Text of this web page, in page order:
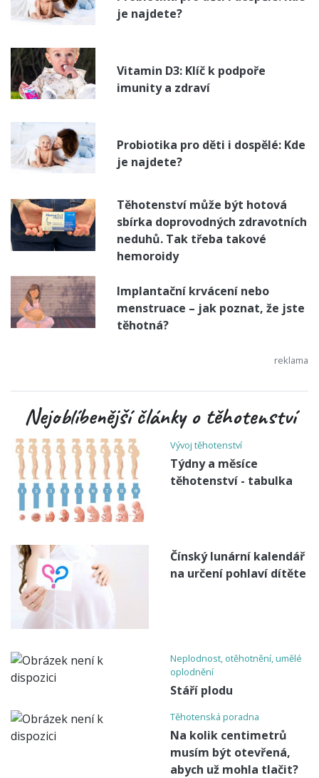
je najdete?
Vitamin D3: Klíč k podpoře
imunity a zdraví
Probiotika pro děti i dospělé: Kde
je najdete?
Těhotenství může být hotová
sbírka doprovodných zdravotních
neduhů. Tak třeba takové
hemoroidy
Implantační krvácení nebo
menstruace – jak poznat, že jste
těhotná?
Nejoblíbenější články o těhotenství
Vývoj těhotenství
Týdny a měsíce
těhotenství - tabulka
Čínský lunární kalendář
na určení pohlaví dítěte
Neplodnost, otěhotnění, umělé
oplodnění
Stáří plodu
Těhotenská poradna
Na kolik centimetrů
musím být otevřená,
abych už mohla tlačit?